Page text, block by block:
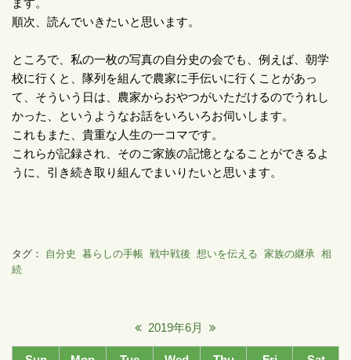
2019年6月
ます。
順次、読んでいきたいと思います。
ところで、私の一枚の写真の自分史の会でも、例えば、朝学
校に行くと、隊列を組んで農家に手伝いに行くことがあっ
て、そういう日は、農家からおやつがいただけるのでうれし
かった、というようなお話をいろいろお伺いします。
これもまた、貴重な人生の一コマです。
これらが記録され、そのご家族の記憶となることができるよ
うに、引き続き取り組んでまいりたいと思います。
タグ： 自分史 暮らしの手帳 戦中戦後 想いを伝える 家族の継承 相
続